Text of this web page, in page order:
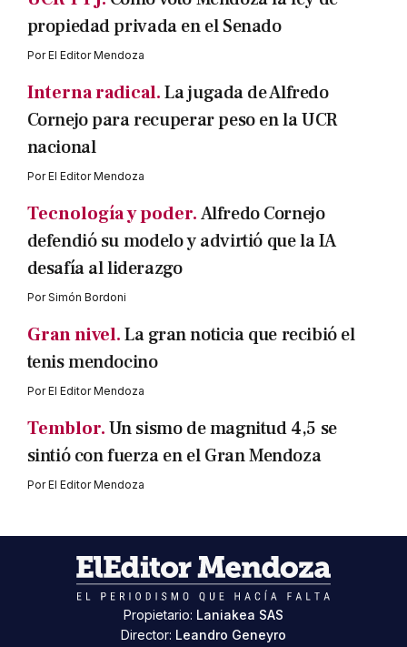
propiedad privada en el Senado
PorEl Editor Mendoza
Interna radical.La jugada de Alfredo
Cornejo para recuperar peso en la UCR
nacional
PorEl Editor Mendoza
Tecnología y poder.Alfredo Cornejo
defendió su modelo y advirtió que la IA
desafía al liderazgo
PorSimón Bordoni
Gran nivel.La gran noticia que recibió el
tenis mendocino
PorEl Editor Mendoza
Temblor.Un sismo de magnitud 4,5 se
sintió con fuerza en el Gran Mendoza
PorEl Editor Mendoza
Propietario: Laniakea SAS
Director: Leandro Geneyro